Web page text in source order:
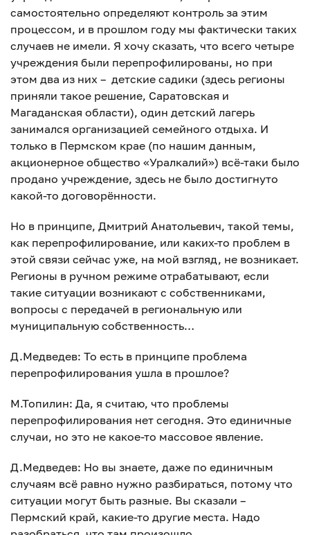
самостоятельно определяют контроль за этим
процессом, и в прошлом году мы фактически таких
случаев не имели. Я хочу сказать, что всего четыре
учреждения были перепрофилированы, но при
этом два из них – детские садики (здесь регионы
приняли такое решение, Саратовская и
Магаданская области), один детский лагерь
занимался организацией семейного отдыха. И
только в Пермском крае (по нашим данным,
акционерное общество «Уралкалий») всё-таки было
продано учреждение, здесь не было достигнуто
какой-то договорённости.
Но в принципе, Дмитрий Анатольевич, такой темы,
как перепрофилирование, или каких-то проблем в
этой связи сейчас уже, на мой взгляд, не возникает.
Регионы в ручном режиме отрабатывают, если
такие ситуации возникают с собственниками,
вопросы с передачей в региональную или
муниципальную собственность…
Д.Медведев: То есть в принципе проблема
перепрофилирования ушла в прошлое?
М.Топилин: Да, я считаю, что проблемы
перепрофилирования нет сегодня. Это единичные
случаи, но это не какое-то массовое явление.
Д.Медведев: Но вы знаете, даже по единичным
случаям всё равно нужно разбираться, потому что
ситуации могут быть разные. Вы сказали –
Пермский край, какие-то другие места. Надо